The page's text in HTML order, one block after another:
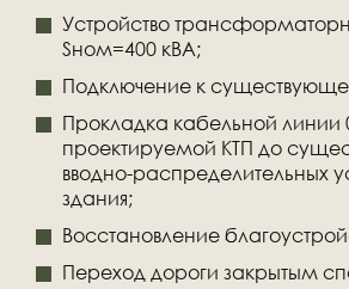
Устройство
Sном=400 кВА;
Подключение к
Прокладка кабельной линии
проектируемой КТП до
вводно-распределительных
здания;
Восстановление
Переход дороги закрытым